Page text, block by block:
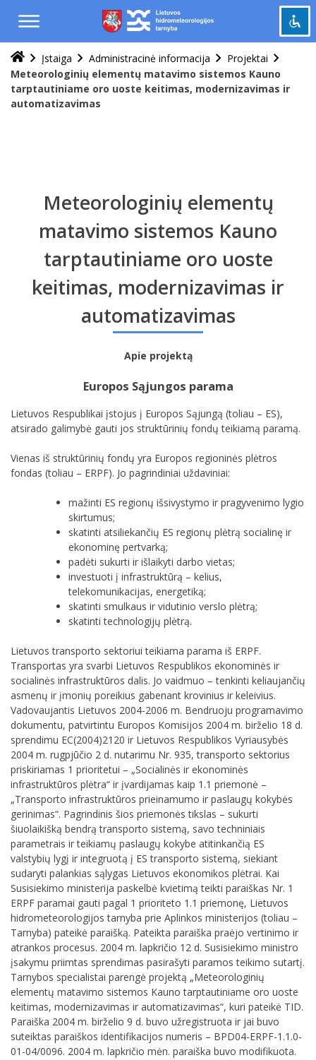
title Pažymėti antraštes
zoom_out Tolinti
brightness_low
Tamsus kontrastas
Grąžinti
viską
pradinę
cached
turinį
Įstaiga Administracinė informacija
Projektai
Meteorologinių elementų matavimo sistemos Kauno
tarptautiniame oro uoste keitimas, modernizavimas ir
automatizavimas
Meteorologinių elementų
matavimo sistemos Kauno
tarptautiniame oro uoste
keitimas, modernizavimas ir
automatizavimas
Apie projektą
Europos Sąjungos parama
Lietuvos Respublikai įstojus į Europos Sąjungą (toliau – ES),
atsirado galimybė gauti jos struktūrinių fondų teikiamą paramą.
Vienas iš struktūrinių fondų yra Europos regioninės plėtros
fondas (toliau – ERPF). Jo pagrindiniai uždaviniai:
mažinti ES regionų išsivystymo ir pragyvenimo lygio
skirtumus;
skatinti atsiliekančių ES regionų plėtrą socialinę ir
ekonominę pertvarką;
padėti sukurti ir išlaikyti darbo vietas;
investuoti į infrastruktūrą – kelius,
telekomunikacijas, energetiką;
skatinti smulkaus ir vidutinio verslo plėtrą;
skatinti technologijų plėtrą.
Lietuvos transporto sektoriui teikiama parama iš ERPF.
Transportas yra svarbi Lietuvos Respublikos ekonominės ir
socialinės infrastruktūros dalis. Jo vaidmuo – tenkinti keliaujančių
asmenų ir įmonių poreikius gabenant krovinius ir keleivius.
Vadovaujantis Lietuvos 2004-2006 m. Bendruoju programavimo
dokumentu, patvirtintu Europos Komisijos 2004 m. birželio 18 d.
sprendimu EC(2004)2120 ir Lietuvos Respublikos Vyriausybės
2004 m. rugpjūčio 2 d. nutarimu Nr. 935, transporto sektorius
priskiriamas 1 prioritetui – „Socialinės ir ekonominės
infrastruktūros plėtra“ ir įvardijamas kaip 1.1 priemonė –
„Transporto infrastruktūros prieinamumo ir paslaugų kokybės
gerinimas“. Pagrindinis šios priemonės tikslas – sukurti
šiuolaikišką bendrą transporto sistemą, savo techniniais
parametrais ir teikiamų paslaugų kokybe atitinkančią ES
valstybių lygį ir integruotą į ES transporto sistemą, siekiant
sudaryti palankias sąlygas Lietuvos ekonomikos plėtrai. Kai
Susisiekimo ministerija paskelbė kvietimą teikti paraiškas Nr. 1
ERPF paramai gauti pagal 1 prioriteto 1.1 priemonę, Lietuvos
hidrometeorologijos tarnyba prie Aplinkos ministerijos (toliau –
Tarnyba) pateikė paraišką. Pateikta paraiška praėjo vertinimo ir
atrankos procesus. 2004 m. lapkričio 12 d. Susisiekimo ministro
įsakymu priimtas sprendimas pasirašyti paramos teikimo sutartį.
Tarnybos specialistai parengė projektą „Meteorologinių
elementų matavimo sistemos Kauno tarptautiniame oro uoste
keitimas, modernizavimas ir automatizavimas“, kuri pateikė TID.
Paraiška 2004 m. birželio 9 d. buvo užregistruota ir jai buvo
suteiktas paraiškos identifikacijos numeris – BPD04-ERPF-1.1.0-
01-04/0096. 2004 m. lapkričio mėn. paraiška buvo modifikuota.